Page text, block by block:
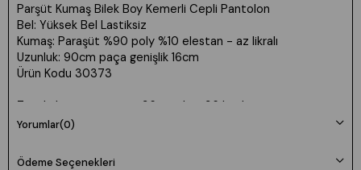
Parşüt Kumaş Bilek Boy Kemerli Cepli Pantolon
Bel: Yüksek Bel Lastiksiz
Kumaş: Paraşüt %90 poly %10 elestan - az likralı
Uzunluk: 90cm paça genişlik 16cm
Ürün Kodu 30373
Tam kalıp - prova ürün 36 manken 36 beden
Yorumlar(0)
Ödeme Seçenekleri